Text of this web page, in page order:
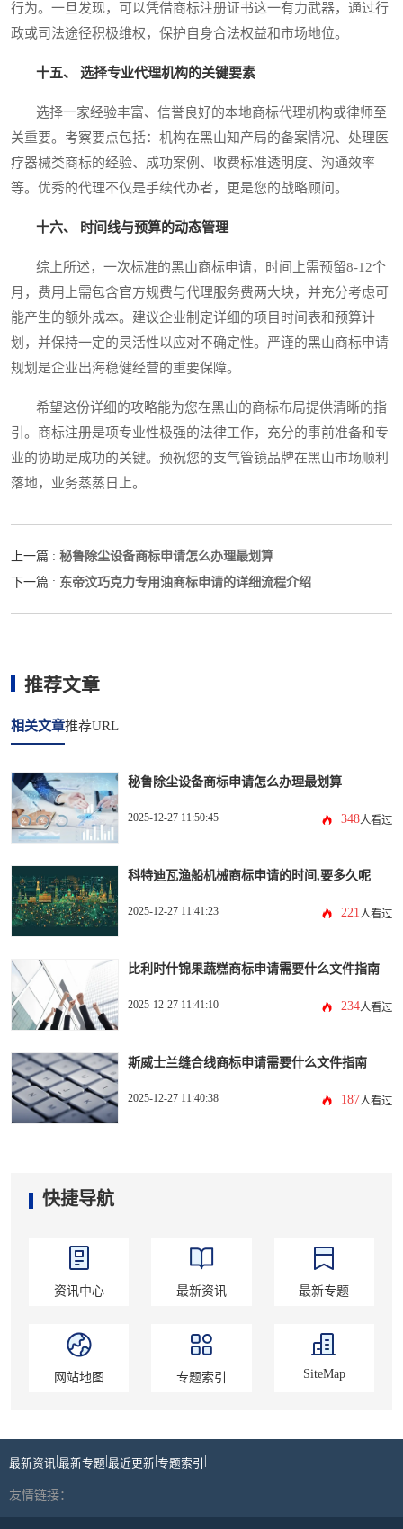
行为。一旦发现，可以凭借商标注册证书这一有力武器，通过行
政或司法途径积极维权，保护自身合法权益和市场地位。
十五、 选择专业代理机构的关键要素
选择一家经验丰富、信誉良好的本地商标代理机构或律师至
关重要。考察要点包括：机构在黑山知产局的备案情况、处理医
疗器械类商标的经验、成功案例、收费标准透明度、沟通效率
等。优秀的代理不仅是手续代办者，更是您的战略顾问。
十六、 时间线与预算的动态管理
综上所述，一次标准的黑山商标申请，时间上需预留8-12个
月，费用上需包含官方规费与代理服务费两大块，并充分考虑可
能产生的额外成本。建议企业制定详细的项目时间表和预算计
划，并保持一定的灵活性以应对不确定性。严谨的黑山商标申请
规划是企业出海稳健经营的重要保障。
希望这份详细的攻略能为您在黑山的商标布局提供清晰的指
引。商标注册是项专业性极强的法律工作，充分的事前准备和专
业的协助是成功的关键。预祝您的支气管镜品牌在黑山市场顺利
落地，业务蒸蒸日上。
上一篇 : 秘鲁除尘设备商标申请怎么办理最划算
下一篇 : 东帝汶巧克力专用油商标申请的详细流程介绍
推荐文章
相关文章推荐URL
秘鲁除尘设备商标申请怎么办理最划算
2025-12-27 11:50:45 348人看过
科特迪瓦渔船机械商标申请的时间,要多久呢
2025-12-27 11:41:23 221人看过
比利时什锦果蔬糕商标申请需要什么文件指南
2025-12-27 11:41:10 234人看过
斯威士兰缝合线商标申请需要什么文件指南
2025-12-27 11:40:38 187人看过
快捷导航
资讯中心 最新资讯 最新专题
网站地图 专题索引 SiteMap
最新资讯 最新专题 最近更新 专题索引
友情链接：